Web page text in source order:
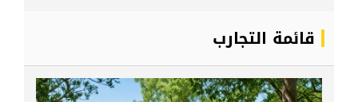
قائمة التجارب